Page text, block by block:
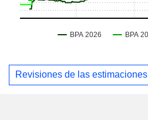
Revisiones de las estimaciones